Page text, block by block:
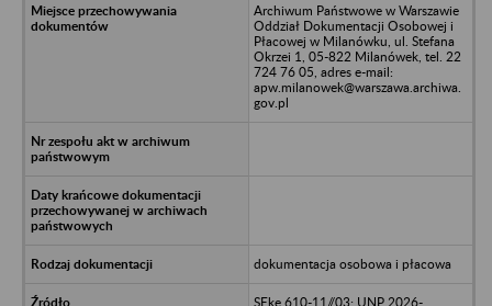
Archiwum Państwowe w Warszawie
Oddział Dokumentacji Osobowej i
Płacowej w Milanówku, ul. Stefana
Okrzei 1, 05-822 Milanówek, tel. 22
724 76 05, adres e-mail:
apw.milanowek@warszawa.archiwa.
gov.pl
dokumentacja osobowa i płacowa
SEke 610-11//03; UNP 2026-